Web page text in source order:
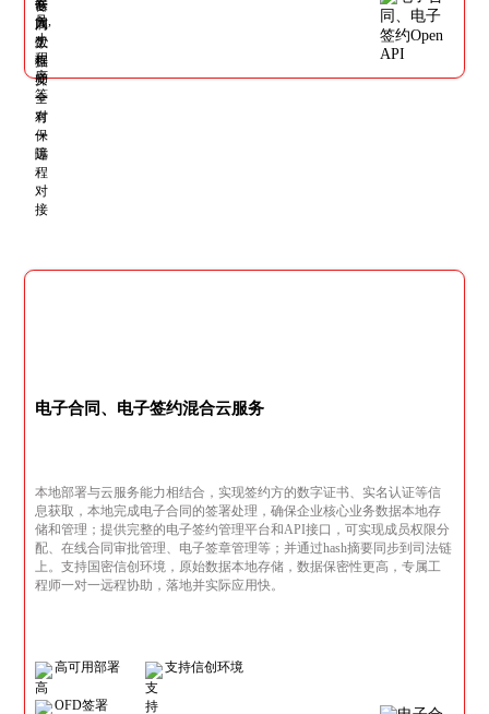
电子合同、电子签约混合云服务
本地部署与云服务能力相结合，实现签约方的数字证书、实名认证等信
息获取，本地完成电子合同的签署处理，确保企业核心业务数据本地存
储和管理；提供完整的电子签约管理平台和API接口，可实现成员权限分
配、在线合同审批管理、电子签章管理等；并通过hash摘要同步到司法链
上。支持国密信创环境，原始数据本地存储，数据保密性更高，专属工
程师一对一远程协助，落地并实际应用快。
高可用部署 支持信创环境
OFD签署